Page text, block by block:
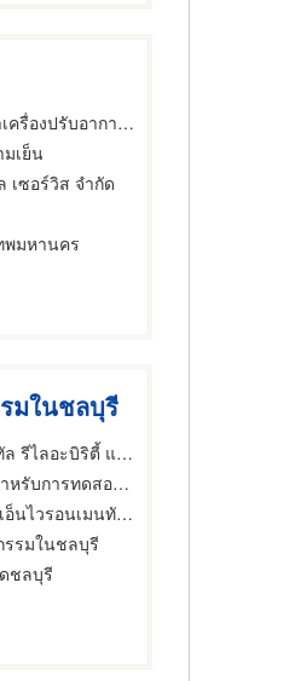
รับซ่อมชิลเลอร์และบำรุงรักษาเครื่องปรับอากาศ - T.S Cool Services
มเย็น
เซอร์วิส จำกัด
พมหานคร
มในชลบุรี
บริษัท เอสทีไอ เอ็นไวรอนเมนทัล รีไลอะบิริตี้ แลบบอราทอรี่ จำกัด
หกรรมทดสอบ,ห้องทดลองสำหรับการทดสอบ
ไลอะบิริตี้ แลบบอราทอรี่ จำกัด
รมในชลบุรี
ชลบุรี